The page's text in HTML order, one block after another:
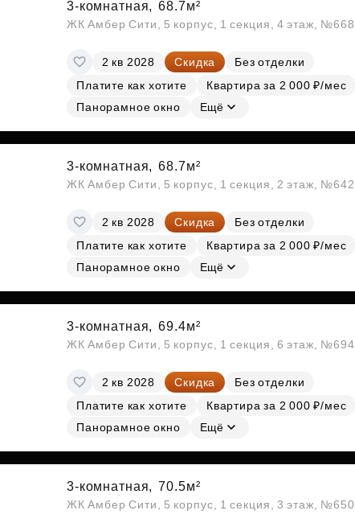
3-комнатная, 68.7м²
ЖК Амбер Сити, 5 корпус, 1 секция, 4 этаж, №668
2 кв 2028 Скидка
Без отделки
Платите как хотите
Квартира за 2 000 ₽/мес
Панорамное окно
Ещё
3-комнатная, 68.7м²
ЖК Амбер Сити, 5 корпус, 1 секция, 2 этаж, №642
2 кв 2028 Скидка
Без отделки
Платите как хотите
Квартира за 2 000 ₽/мес
Панорамное окно
Ещё
3-комнатная, 69.4м²
ЖК Амбер Сити, 5 корпус, 1 секция, 6 этаж, №694
2 кв 2028 Скидка
Без отделки
Платите как хотите
Квартира за 2 000 ₽/мес
Панорамное окно
Ещё
3-комнатная, 70.5м²
ЖК Амбер Сити, 5 корпус, 1 секция, 3 этаж, №650